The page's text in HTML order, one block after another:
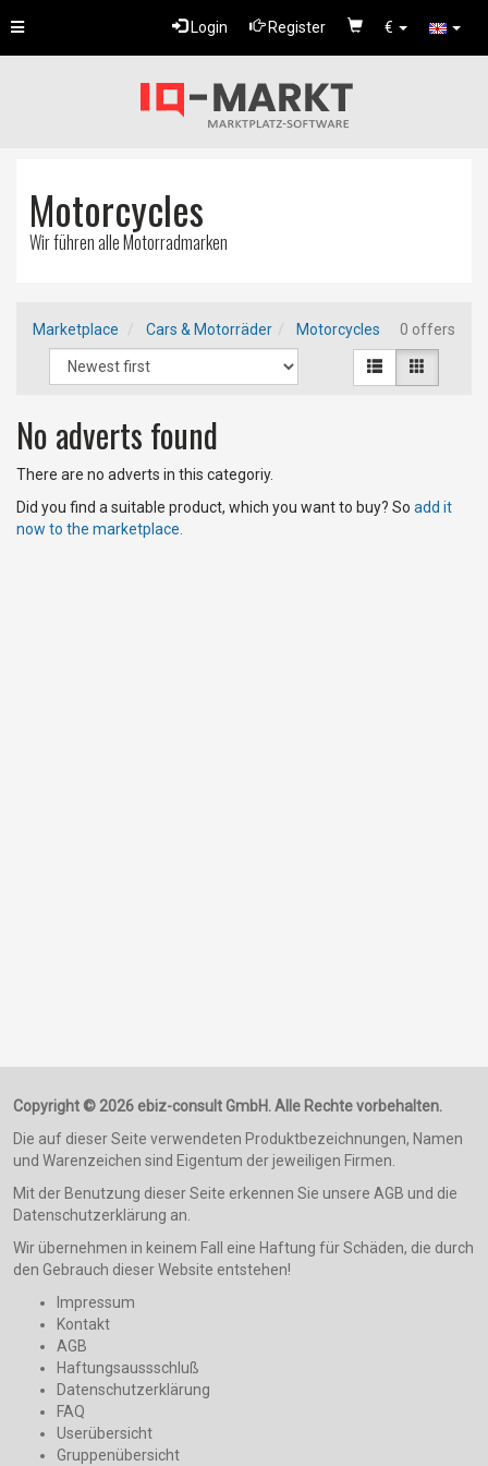
€
Login Register
Toggle
Motorcycles
Wir führen alle Motorradmarken
Marketplace Cars & Motorräder Motorcycles 0 offers
No adverts found
There are no adverts in this categoriy.
Did you find a suitable product, which you want to buy? So add it
now to the marketplace.
Copyright © 2026 ebiz-consult GmbH. Alle Rechte vorbehalten.
Die auf dieser Seite verwendeten Produktbezeichnungen, Namen
und Warenzeichen sind Eigentum der jeweiligen Firmen.
Mit der Benutzung dieser Seite erkennen Sie unsere AGB und die
Datenschutzerklärung an.
Wir übernehmen in keinem Fall eine Haftung für Schäden, die durch
den Gebrauch dieser Website entstehen!
Impressum
Kontakt
AGB
Haftungsaussschluß
Datenschutzerklärung
FAQ
Userübersicht
Gruppenübersicht